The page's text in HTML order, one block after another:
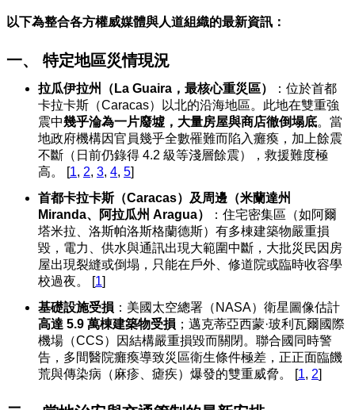
以下為整合各方權威媒體與人道組織的最新資訊：
一、 特定地區災情現況
拉瓜伊拉州（La Guaira，最核心重災區）
：位於首都
卡拉卡斯（Caracas）以北的沿海地區。此地在雙重強
震中幾乎淪為一片廢墟，大量房屋與商店徹倒塌底。當
地政府機構因官員幾乎全數罹難而陷入癱瘓，加上餘震
不斷（日前仍錄得 4.2 級等淺層餘震），救援難度極
高。
[1, 2, 3, 4, 5]
首都卡拉卡斯（Caracas）及周邊（米蘭達州
Miranda、阿拉瓜州 Aragua）
：住宅密集區（如阿爾
塔米拉、洛斯帕洛斯格蘭德斯）有多棟建築物嚴重損
毀，電力、供水與通訊出現大範圍中斷，大批災民因房
屋出現裂縫或倒塌，只能在戶外、修道院或臨時收容學
校過夜。
[1]
基礎設施受損 ：美國太空總署（NASA）衛星圖像估計
高達 5.9 萬棟建築物受損 ；邁克蒂亞西蒙·玻利瓦爾國際
機場（CCS）因結構嚴重損毀而關閉。聯合國同時警
告，多間醫院癱瘓導致災區衛生條件極差，正正面臨饑
荒與傳染病（麻疹、瘧疾）爆發的雙重威脅。
[1, 2]